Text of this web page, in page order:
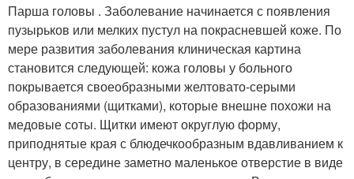
Парша головы . Заболевание начинается с появления
пузырьков или мелких пустул на покрасневшей коже. По
мере развития заболевания клиническая картина
становится следующей: кожа головы у больного
покрывается своеобразными желтовато-серыми
образованиями (щитками), которые внешне похожи на
медовые соты. Щитки имеют округлую форму,
приподнятые края с блюдечкообразным вдавливанием к
центру, в середине заметно маленькое отверстие в виде